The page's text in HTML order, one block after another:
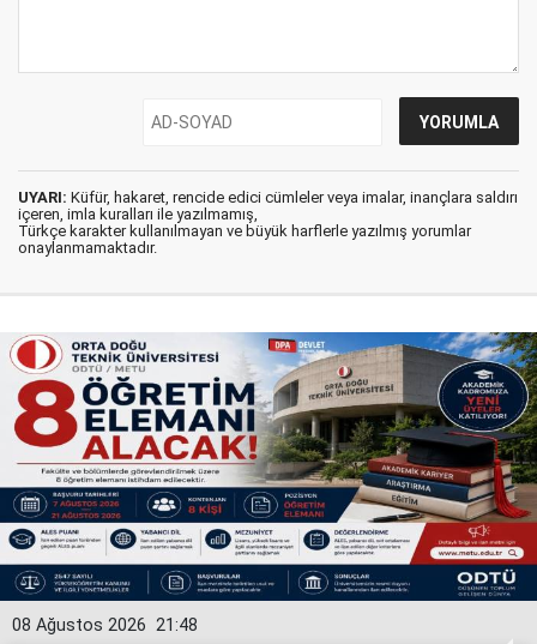
UYARI: Küfür, hakaret, rencide edici cümleler veya imalar, inançlara saldırı
içeren, imla kuralları ile yazılmamış,
Türkçe karakter kullanılmayan ve büyük harflerle yazılmış yorumlar
onaylanmamaktadır.
21:48
08 Ağustos 2026